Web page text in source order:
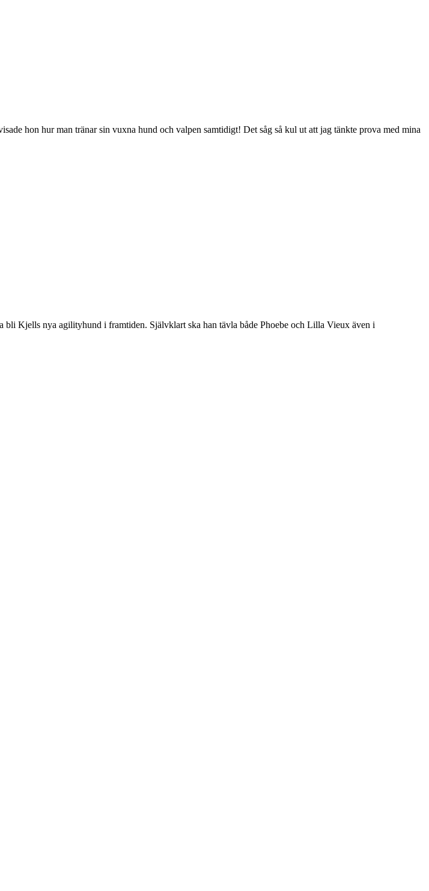
hon hur man tränar sin vuxna hund och valpen samtidigt! Det såg så kul ut att jag tänkte prova med mina
Kjells nya agilityhund i framtiden. Självklart ska han tävla både Phoebe och Lilla Vieux även i